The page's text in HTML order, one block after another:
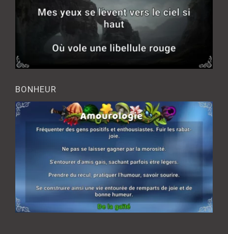
BONHEUR